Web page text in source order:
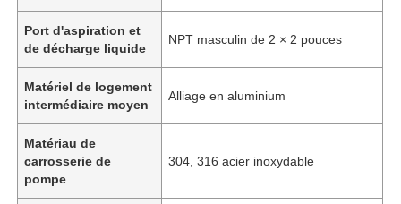
Port d'aspiration et
de décharge liquide
NPT masculin de 2 × 2 pouces
Matériel de logement
intermédiaire moyen
Alliage en aluminium
Matériau de
carrosserie de
pompe
304, 316 acier inoxydable